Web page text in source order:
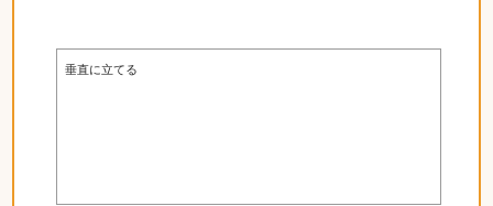
垂直に立てる